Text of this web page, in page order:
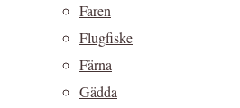
Faren
Flugfiske
Färna
Gädda